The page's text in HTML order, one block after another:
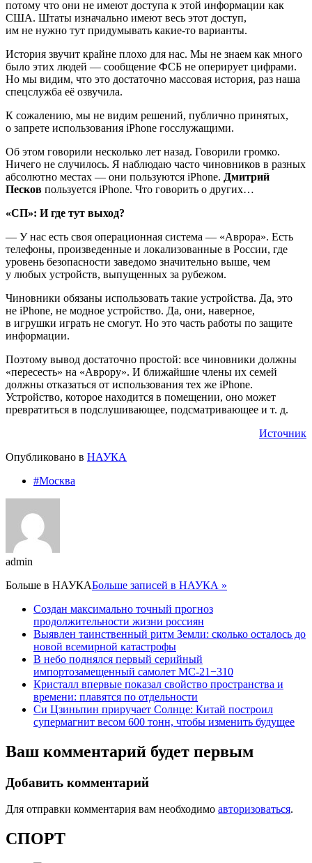
потому что они не имеют доступа к этой информации как
США. Штаты изначально имеют весь этот доступ,
им не нужно тут придумывать какие-то варианты.
История звучит крайне плохо для нас. Мы не знаем как много
было этих людей — сообщение ФСБ не оперирует цифрами.
Но мы видим, что это достаточно массовая история, раз наша
спецслужба её озвучила.
К сожалению, мы не видим решений, публично принятых,
о запрете использования iPhone госслужащими.
Об этом говорили несколько лет назад. Говорили громко.
Ничего не случилось. Я наблюдаю часто чиновников в разных
абсолютно местах — они пользуются iPhone. Дмитрий
Песков пользуется iPhone. Что говорить о других…
«СП»: И где тут выход?
— У нас есть своя операционная система — «Аврора». Есть
телефоны, произведенные и локализованные в России, где
уровень безопасности заведомо значительно выше, чем
у любых устройств, выпущенных за рубежом.
Чиновники обязаны использовать такие устройства. Да, это
не iPhone, не модное устройство. Да, они, наверное,
в игрушки играть не смогут. Но это часть работы по защите
информации.
Поэтому вывод достаточно простой: все чиновники должны
«пересесть» на «Аврору». И ближайшие члены их семей
должны отказаться от использования тех же iPhone.
Устройство, которое находится в помещении, оно может
превратиться в подслушивающее, подсматривающее и т. д.
Источник
Опубликовано в НАУКА
#Москва
admin
Больше в НАУКАБольше записей в НАУКА »
Создан максимально точный прогноз
продолжительности жизни россиян
Выявлен таинственный ритм Земли: сколько осталось до
новой всемирной катастрофы
В небо поднялся первый серийный
импортозамещенный самолет МС-21−310
Кристалл впервые показал свойство пространства и
времени: плавятся по отдельности
Си Цзиньпин приручает Солнце: Китай построил
супермагнит весом 600 тонн, чтобы изменить будущее
Ваш комментарий будет первым
Добавить комментарий
Для отправки комментария вам необходимо авторизоваться.
СПОРТ